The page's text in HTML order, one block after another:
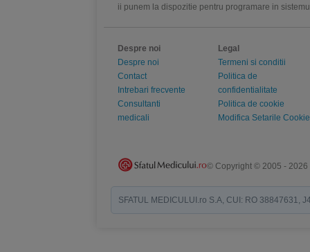
ii punem la dispozitie pentru programare in
Despre noi
Despre noi
Contact
Intrebari frecvente
Consultanti
medicali
Legal
Termeni si conditii
Politica de
confidentialitate
Politica de cookie
Modifica Setarile Cookie
© Copyright © 2005 - 2026
SFATUL MEDICULUI.ro S.A, CUI: RO 38847631,